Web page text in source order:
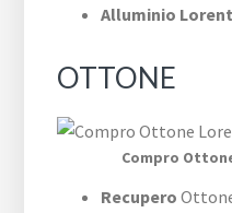
Alluminio
OTTONE
Compro
Recupero